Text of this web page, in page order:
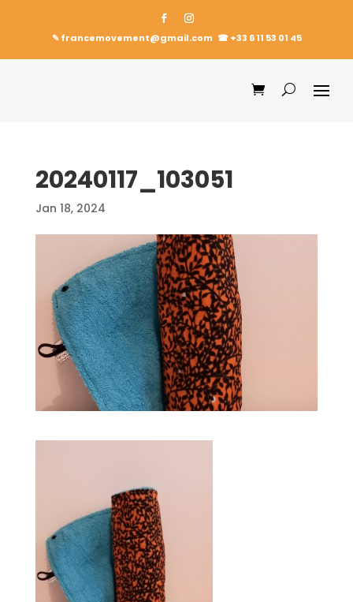
✎ francemovement@gmail.com ☎︎+33 6 11 53 01 45
20240117_103051
Jan 18, 2024